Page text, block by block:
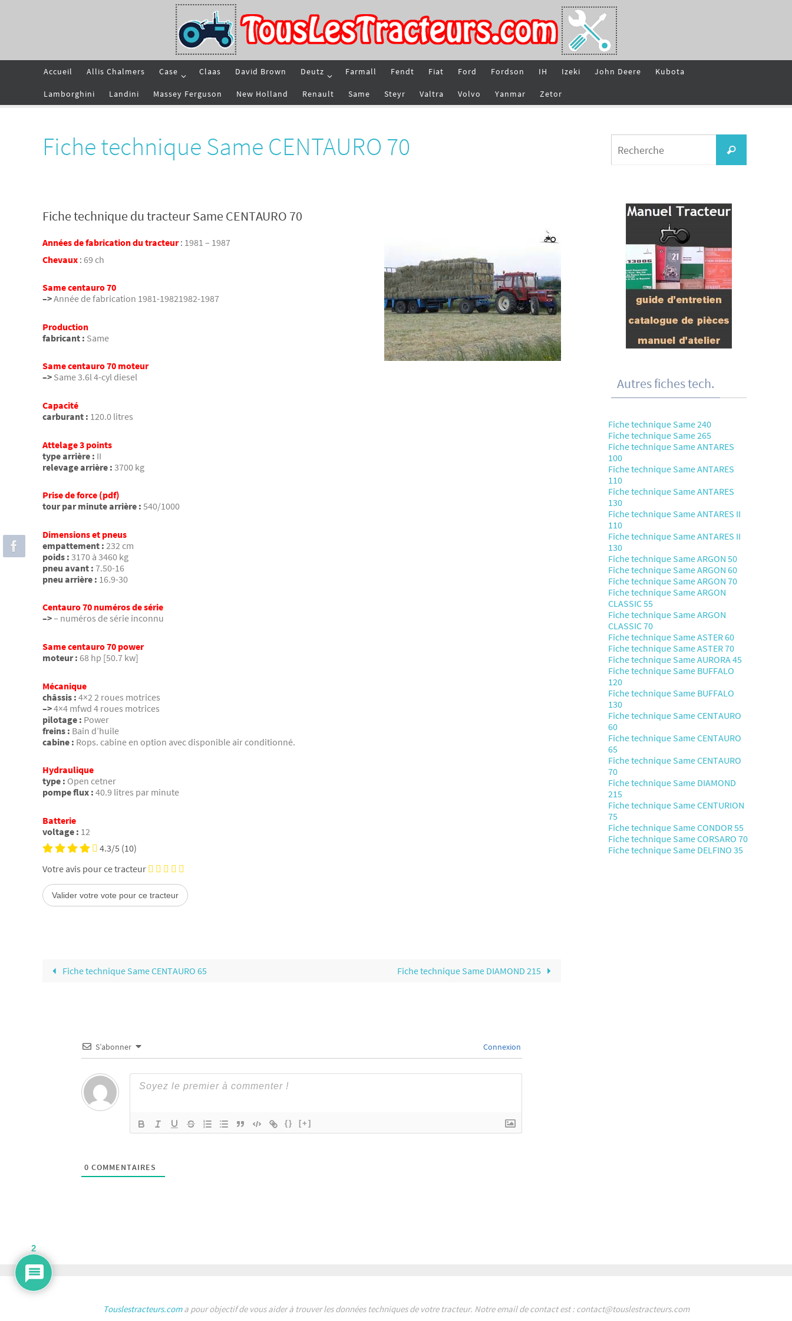
Accueil Allis Chalmers Case Claas David Brown Deutz Farmall Fendt Fiat Ford Fordson IH Izeki John Deere Kubota
Lamborghini Landini Massey Ferguson New Holland Renault Same Steyr Valtra Volvo Yanmar Zetor
Fiche technique Same CENTAURO 70
Fiche technique du tracteur Same CENTAURO 70
Années de fabrication du tracteur: 1981 – 1987
Chevaux : 69 ch
Same centauro 70
–>Année de fabrication 1981-19821982-1987
Production
fabricant : Same
Same centauro 70 moteur
–> Same 3.6l 4-cyl diesel
Capacité
carburant : 120.0 litres
Attelage 3 points
type arrière : II
relevage arrière : 3700 kg
Prise de force (pdf)
tour par minute arrière : 540/1000
Dimensions et pneus
empattement : 232 cm
poids : 3170 à 3460 kg
pneu avant : 7.50-16
pneu arrière : 16.9-30
Centauro 70 numéros de série
–>– numéros de série inconnu
Same centauro 70 power
moteur : 68 hp [50.7 kw]
Mécanique
châssis : 4×2 2 roues motrices
–>4×4 mfwd 4 roues motrices
pilotage : Power
freins : Bain d’huile
cabine : Rops. cabine en option avec disponible air conditionné.
Hydraulique
type : Open cetner
pompe flux : 40.9 litres par minute
Batterie
voltage : 12
4.3/5 (10)
Votre avis pour ce tracteur
Fiche technique Same CENTAURO 65 Fiche technique Same DIAMOND 215
S’abonner Connexion
{} [+]
0 COMMENTAIRES
Recherche
Autres fiches tech.
Fiche technique Same 240
Fiche technique Same 265
Fiche technique Same ANTARES
100
Fiche technique Same ANTARES
110
Fiche technique Same ANTARES
130
Fiche technique Same ANTARES II
110
Fiche technique Same ANTARES II
130
Fiche technique Same ARGON 50
Fiche technique Same ARGON 60
Fiche technique Same ARGON 70
Fiche technique Same ARGON
CLASSIC 55
Fiche technique Same ARGON
CLASSIC 70
Fiche technique Same ASTER 60
Fiche technique Same ASTER 70
Fiche technique Same AURORA 45
Fiche technique Same BUFFALO
120
Fiche technique Same BUFFALO
130
Fiche technique Same CENTAURO
60
Fiche technique Same CENTAURO
65
Fiche technique Same CENTAURO
70
Fiche technique Same DIAMOND
215
Fiche technique Same CENTURION
75
Fiche technique Same CONDOR 55
Fiche technique Same CORSARO 70
Fiche technique Same DELFINO 35
Touslestracteurs.coma pour objectif de vous aider à trouver les données techniques de votre tracteur. Notre email de contact est : contact@touslestracteurs.com
2